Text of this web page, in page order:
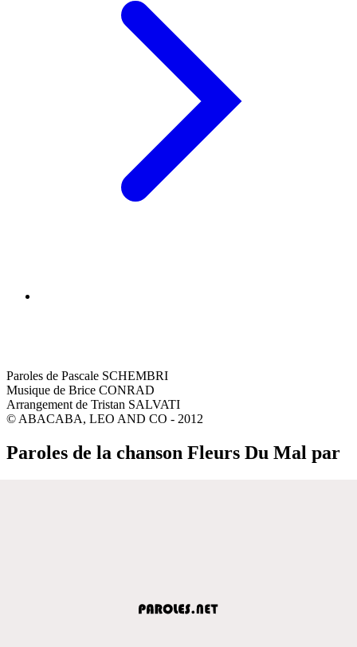
Paroles de Pascale SCHEMBRI
Musique de Brice CONRAD
Arrangement de Tristan SALVATI
© ABACABA, LEO AND CO - 2012
Paroles de la chanson Fleurs Du Mal par